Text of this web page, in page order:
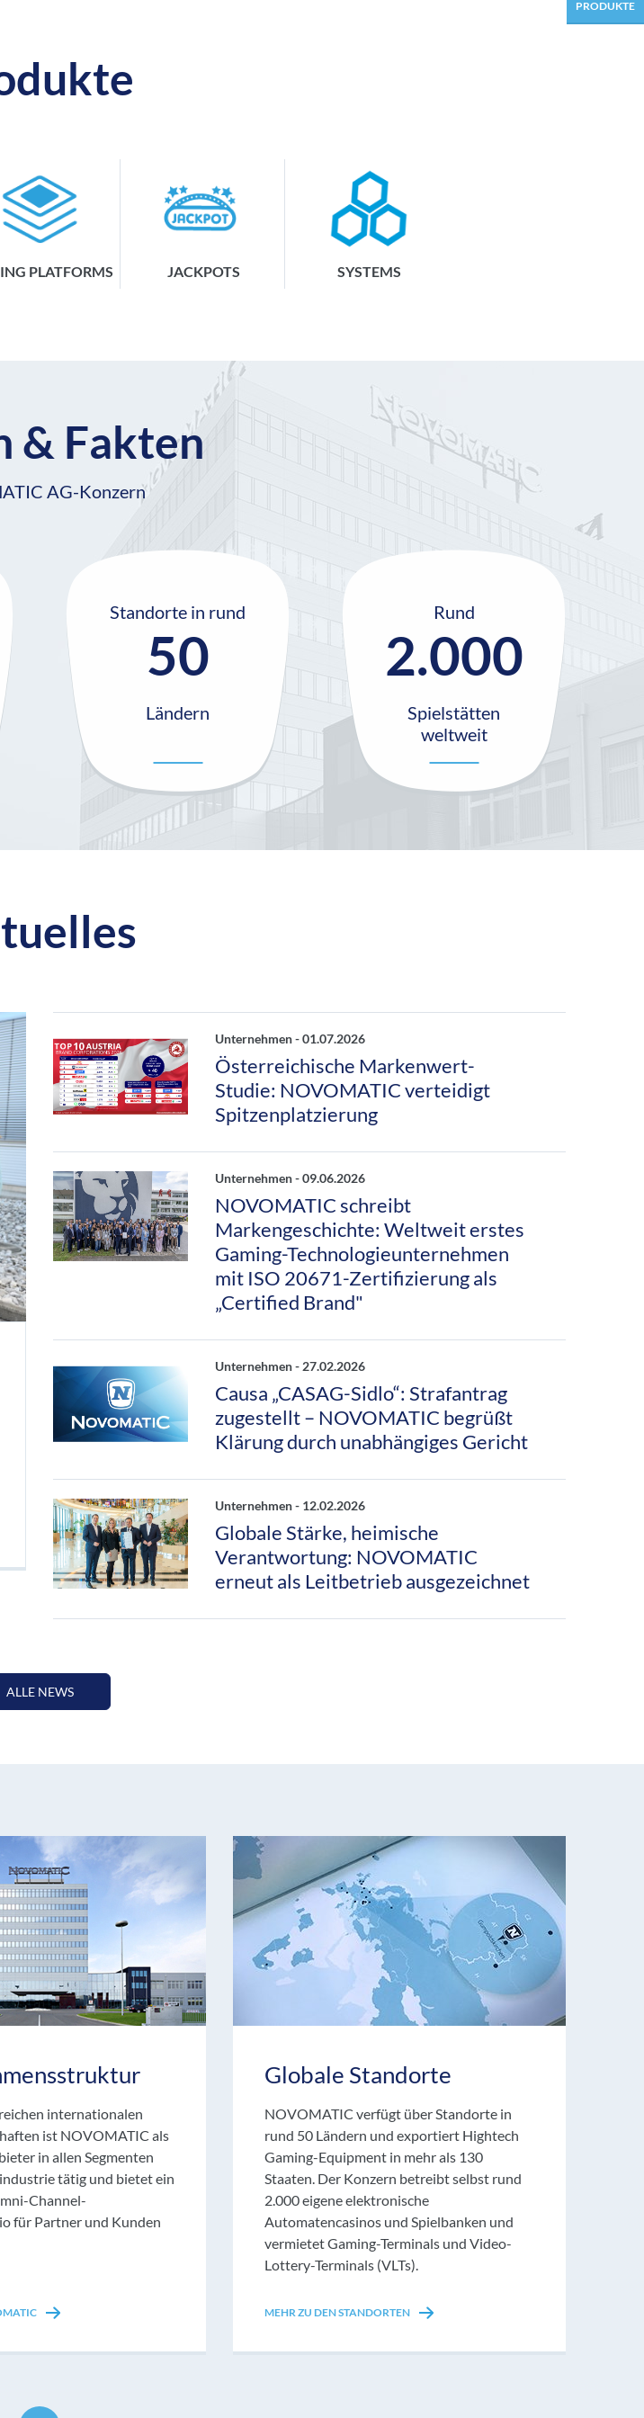
PLATFORMS JACKPOTS SYSTEMS
& Fakten
AG-Konzern
Standorte in rund
50
Ländern
Rund
2.000
Spielstätten
weltweit
Unternehmen -01.07.2026
Österreichische Markenwert-
Studie: NOVOMATIC verteidigt
Spitzenplatzierung
Unternehmen -09.06.2026
NOVOMATIC schreibt
Markengeschichte: Weltweit erstes
Gaming-Technologieunternehmen
mit ISO 20671-Zertifizierung als
„Certified Brand"
Unternehmen - 27.02.2026
Causa „CASAG-Sidlo“: Strafantrag
zugestellt – NOVOMATIC begrüßt
Klärung durch unabhängiges Gericht
Unternehmen - 12.02.2026
Globale Stärke, heimische
Verantwortung: NOVOMATIC
erneut als Leitbetrieb ausgezeichnet
ALLE NEWS
internationalen
ist NOVOMATIC als
in allen Segmenten
tätig und bietet ein
Channel-
für Partner und Kunden
Globale Standorte
NOVOMATIC verfügt über Standorte in
rund 50 Ländern und exportiert Hightech
Gaming-Equipment in mehr als 130
Staaten. Der Konzern betreibt selbst rund
2.000 eigene elektronische
Automatencasinos und Spielbanken und
vermietet Gaming-Terminals und Video-
Lottery-Terminals (VLTs).
MEHR ZU DEN STANDORTEN
PRODUKTE